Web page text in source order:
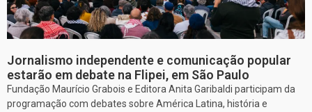
Jornalismo independente e comunicação popular
estarão em debate na Flipei, em São Paulo
Fundação Maurício Grabois e Editora Anita Garibaldi participam da
programação com debates sobre América Latina, história e